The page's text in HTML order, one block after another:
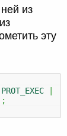
из
эту
PROT_EXEC
;